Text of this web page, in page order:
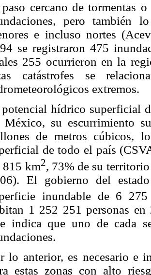
cercano de tormentas
pero también
e incluso nortes
se registraron 475
255 ocurrieron en la
catástrofes se
extremos.
hídrico superficial
México, su escurrimiento
de metros cúbicos,
de todo el país
815 km2, 73% de su
El gobierno del
inundable de 6
1 252 251 personas
indica que uno de cada
lo anterior, es necesario e
estas zonas con alto